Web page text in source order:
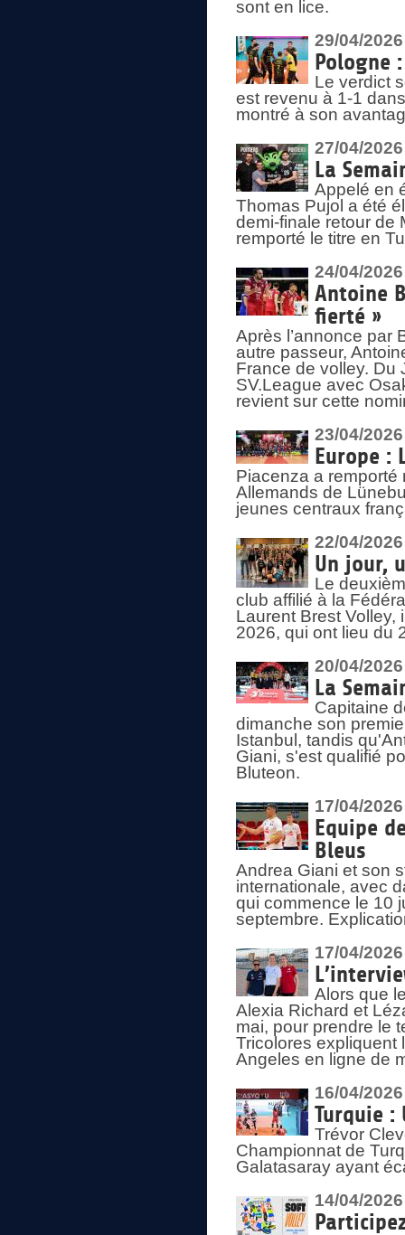
sont en lice.
29/04/2026
Pologne
Le verdict
est revenu à 1-1
montré à son
27/04/2026
La
Appelé en
Thomas Pujol a été
demi-finale retour de
remporté le titre en
24/04/2026
Antoine
fierté »
Après l’annonce par
autre passeur,
France de volley. Du
SV.League avec
revient sur cette
23/04/2026
Europe :
Piacenza a remporté
Allemands de
jeunes centraux
22/04/2026
Un jour,
Le
club affilié à la
Laurent Brest Volley,
2026, qui ont lieu du
20/04/2026
La
Capitaine
dimanche son
Istanbul, tandis
Giani, s'est qualifié
Bluteon.
17/04/2026
Equipe
Bleus
Andrea Giani et son
internationale, avec
qui commence le 10
septembre.
17/04/2026
Alors que
Alexia Richard et
mai, pour prendre le
Tricolores expliquent
Angeles en ligne de
16/04/2026
Turquie :
Trévor
Championnat de
Galatasaray ayant
14/04/2026